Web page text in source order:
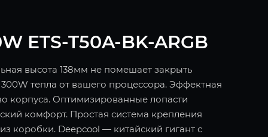
ETS-T50A-BK-ARGB
высота 138мм не помешает закрыть
тепла от вашего процессора. Эффектная
корпуса. Оптимизированные лопасти
комфорт. Простая система крепления
коробки. Deepcool — китайский гигант с